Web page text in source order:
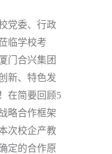
党委、行政
临学校考
门合兴集团
新、特色发
在简要回顾5
略合作框架
次校企产教
定的合作原